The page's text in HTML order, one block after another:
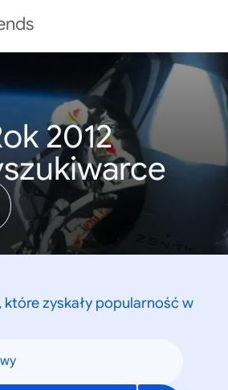
2012
zyskały popularność w